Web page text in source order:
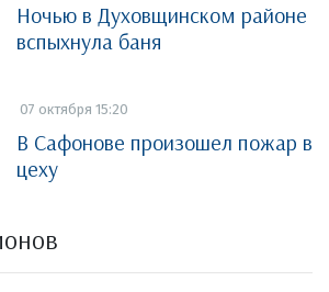
Ночью в Духовщинском районе
вспыхнула баня
07 октября 15:20
В Сафонове произошел пожар в
цеху